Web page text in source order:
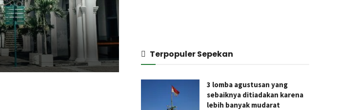
Terpopuler Sepekan
3 lomba agustusan yang
sebaiknya ditiadakan karena
lebih banyak mudarat